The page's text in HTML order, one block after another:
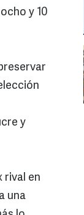
y 10
y
rival en
una